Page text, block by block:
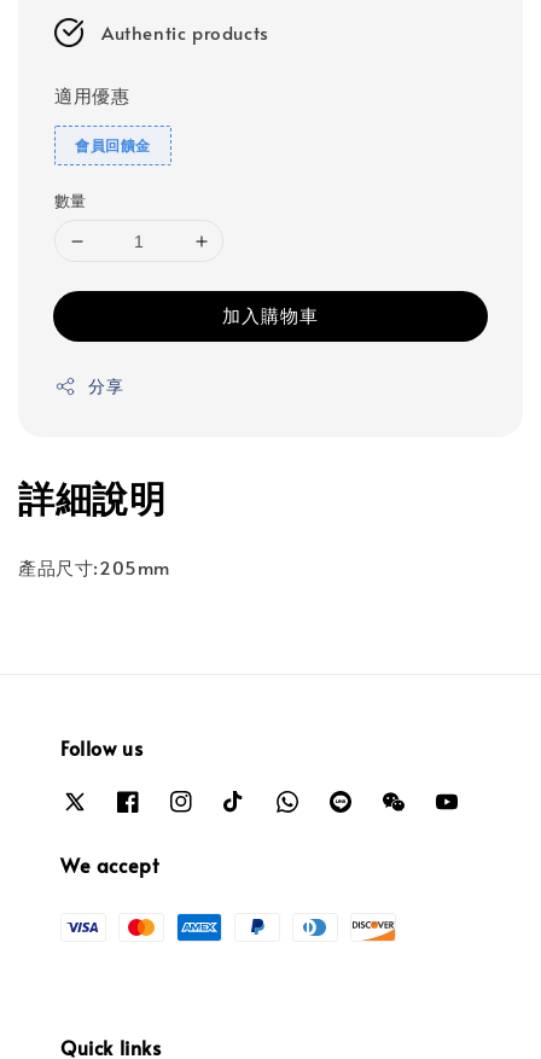
Authentic products
適用優惠
會員回饋金
數量
加入購物車
分享
詳細說明
產品尺寸:205mm
Follow us
We accept
Quick links